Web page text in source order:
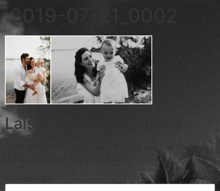
2019-07-21_0002
Laisser un commentaire
Votre adresse e-mail ne sera pas publiée.
Les champs
Commentaire